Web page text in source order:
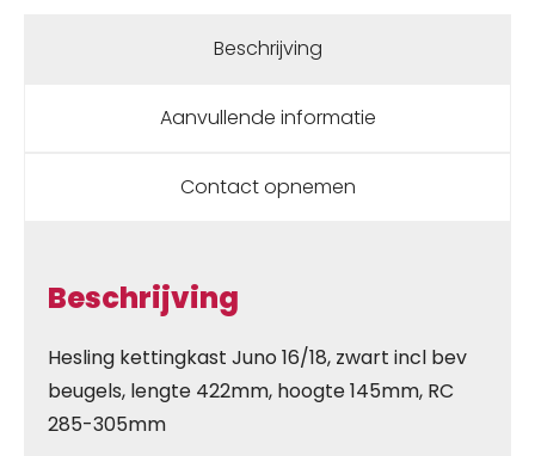
Beschrijving
Aanvullende informatie
Contact opnemen
Beschrijving
Hesling kettingkast Juno 16/18, zwart incl bev
beugels, lengte 422mm, hoogte 145mm, RC
285-305mm